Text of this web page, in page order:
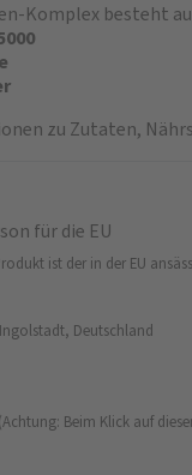
Komplex besteht
zu Zutaten,
für die EU
ist der in der EU
Deutschland
(Achtung: Beim Klick auf